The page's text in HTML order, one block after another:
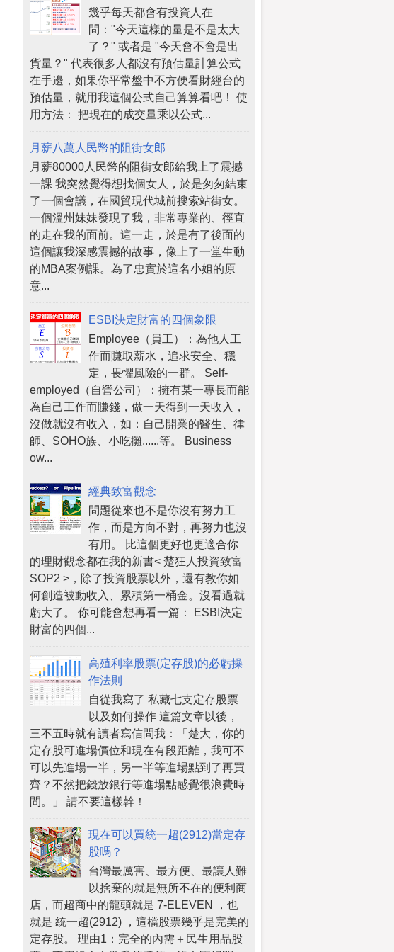
幾乎每天都會有投資人在
問："今天這樣的量是不是太大
了？" 或者是 "今天會不會是出
貨量？" 代表很多人都沒有預估量計算公式
在手邊，如果你平常盤中不方便看財經台的
預估量，就用我這個公式自己算算看吧！ 使
用方法： 把現在的成交量乘以公式...
月薪八萬人民幣的阻街女郎
月薪80000人民幣的阻街女郎給我上了震撼
一課 我突然覺得想找個女人，於是匆匆結束
了一個會議，在國貿現代城前搜索站街女。
一個溫州妹妹發現了我，非常專業的、徑直
的走在我的面前。這一走，於是有了後面的
這個讓我深感震撼的故事，像上了一堂生動
的MBA案例課。為了忠實於這名小姐的原
意...
ESBI決定財富的四個象限
Employee（員工）：為他人工
作而賺取薪水，追求安全、穩
定，畏懼風險的一群。 Self-
employed（自營公司）：擁有某一專長而能
為自己工作而賺錢，做一天得到一天收入，
沒做就沒有收入，如：自己開業的醫生、律
師、SOHO族、小吃攤......等。 Business
ow...
經典致富觀念
問題從來也不是你沒有努力工
作，而是方向不對，再努力也沒
有用。 比這個更好也更適合你
的理財觀念都在我的新書< 楚狂人投資致富
SOP2 >，除了投資股票以外，還有教你如
何創造被動收入、累積第一桶金。沒看過就
虧大了。 你可能會想再看一篇： ESBI決定
財富的四個...
高殖利率股票(定存股)的必虧操
作法則
自從我寫了 私藏七支定存股票
以及如何操作 這篇文章以後，
三不五時就有讀者寫信問我：「楚大，你的
定存股可進場價位和現在有段距離，我可不
可以先進場一半，另一半等進場點到了再買
齊？不然把錢放銀行等進場點感覺很浪費時
間。」 請不要這樣幹！
現在可以買統一超(2912)當定存
股嗎？
台灣最厲害、最方便、最讓人難
以捨棄的就是無所不在的便利商
店，而超商中的龍頭就是 7-ELEVEN ，也
就是 統一超(2912) ，這檔股票幾乎是完美的
定存股。 理由1：完全的內需＋民生用品股